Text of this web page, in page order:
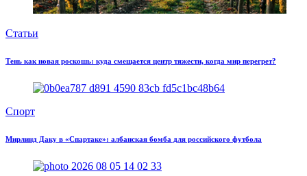
Статьи
Тень как новая роскошь: куда смещается центр тяжести, когда мир перегрет?
Спорт
Мирлинд Даку в «Спартаке»: албанская бомба для российского футбола